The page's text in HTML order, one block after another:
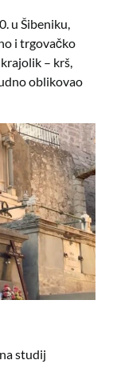
u Šibeniku,
i trgovačko
– krš,
oblikovao
studij